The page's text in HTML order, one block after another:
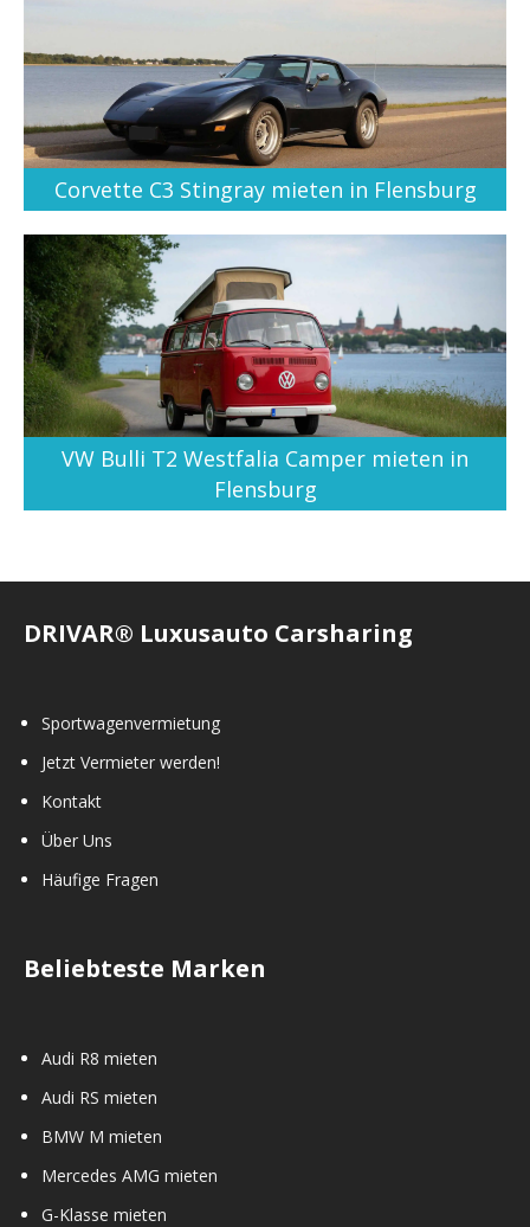
Corvette C3 Stingray mieten in Flensburg
VW Bulli T2 Westfalia Camper mieten in
Flensburg
DRIVAR® Luxusauto Carsharing
Sportwagenvermietung
Jetzt Vermieter werden!
Kontakt
Über Uns
Häufige Fragen
Beliebteste Marken
Audi R8 mieten
Audi RS mieten
BMW M mieten
Mercedes AMG mieten
G-Klasse mieten